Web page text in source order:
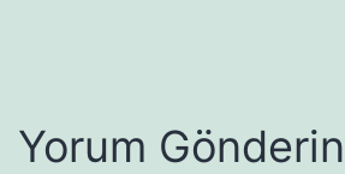
Yorum Gönderin